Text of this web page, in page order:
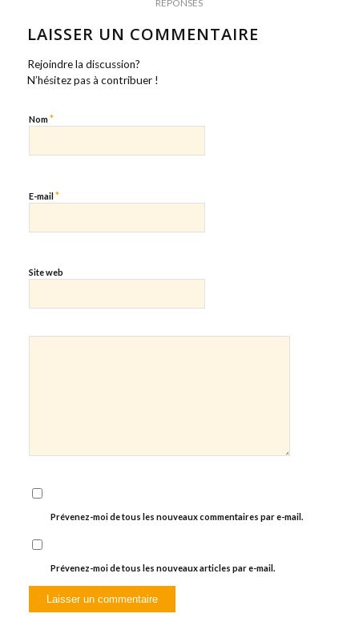
RÉPONSES
LAISSER UN COMMENTAIRE
Rejoindre la discussion?
N’hésitez pas à contribuer !
Nom*
E-mail*
Site web
Prévenez-moi de tous les nouveaux commentaires par e-mail.
Prévenez-moi de tous les nouveaux articles par e-mail.